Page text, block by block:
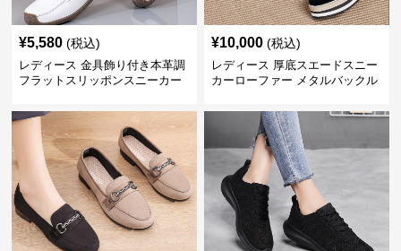
¥5,580 (税込)
レディース 金具飾り付き本革調
フラットスリッポンスニーカー
¥10,000 (税込)
レディース 厚底スエードスニー
カーローファー メタルバックル